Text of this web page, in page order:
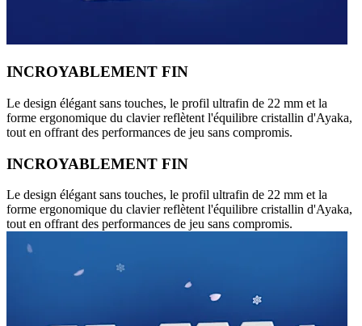
INCROYABLEMENT FIN
Le design élégant sans touches, le profil ultrafin de 22 mm et la
forme ergonomique du clavier reflètent l'équilibre cristallin d'Ayaka,
tout en offrant des performances de jeu sans compromis.
INCROYABLEMENT FIN
Le design élégant sans touches, le profil ultrafin de 22 mm et la
forme ergonomique du clavier reflètent l'équilibre cristallin d'Ayaka,
tout en offrant des performances de jeu sans compromis.